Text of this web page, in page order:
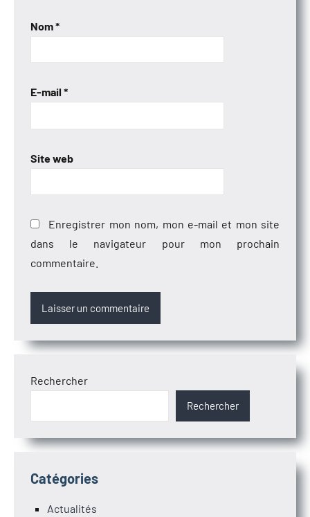
Nom*
E-mail *
Site web
Enregistrer mon nom, mon e-mail et mon site
dans le navigateur pour mon prochain
commentaire.
Rechercher
Rechercher
Catégories
Actualités